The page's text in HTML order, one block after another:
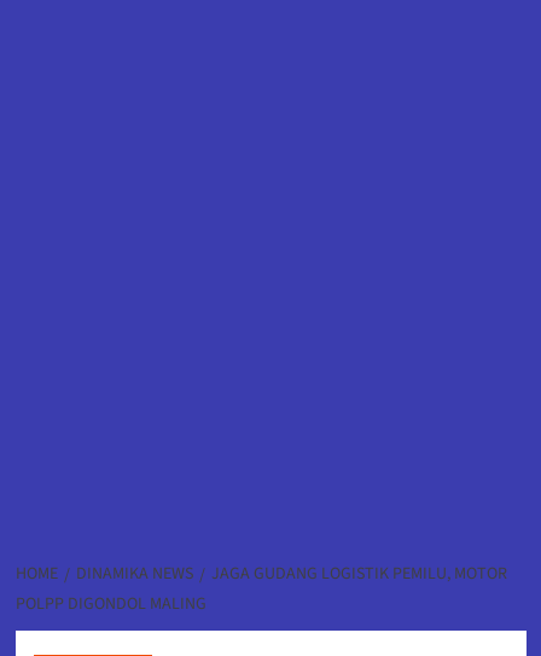
HOME DINAMIKA NEWS
JAGA GUDANG LOGISTIK PEMILU, MOTOR
POLPP DIGONDOL MALING